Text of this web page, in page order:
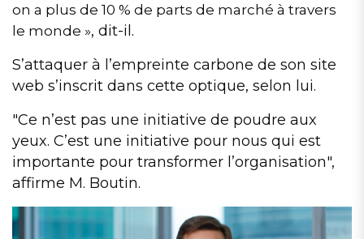
on a plus de 10 % de parts de marché à travers
le monde
, dit-il.
S’attaquer à l’empreinte carbone de son site
web s’inscrit dans cette optique, selon lui.
Ce n’est pas une initiative de poudre aux
yeux. C’est une initiative pour nous qui est
importante pour transformer l’organisation ,
affirme M. Boutin.